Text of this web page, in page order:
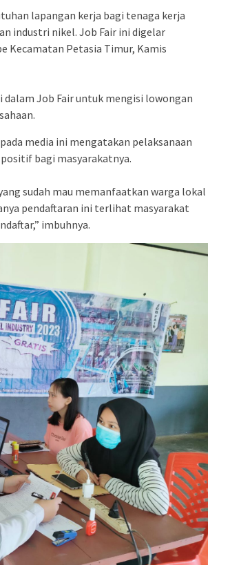
lapangan kerja bagi tenaga kerja
industri nikel. Job Fair ini digelar
Kecamatan Petasia Timur, Kamis
Job Fair untuk mengisi lowongan
media ini mengatakan pelaksanaan
bagi masyarakatnya.
sudah mau memanfaatkan warga lokal
pendaftaran ini terlihat masyarakat
imbuhnya.